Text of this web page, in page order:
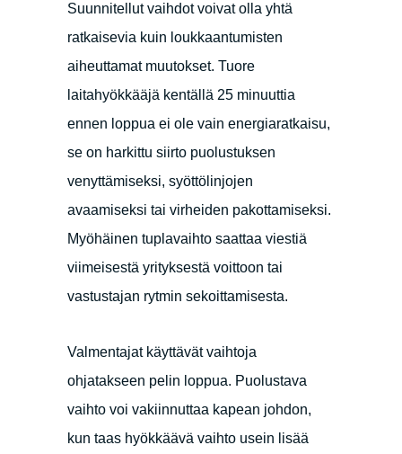
Suunnitellut vaihdot voivat olla yhtä
ratkaisevia kuin loukkaantumisten
aiheuttamat muutokset. Tuore
laitahyökkääjä kentällä 25 minuuttia
ennen loppua ei ole vain energiaratkaisu,
se on harkittu siirto puolustuksen
venyttämiseksi, syöttölinjojen
avaamiseksi tai virheiden pakottamiseksi.
Myöhäinen tuplavaihto saattaa viestiä
viimeisestä yrityksestä voittoon tai
vastustajan rytmin sekoittamisesta.
Valmentajat käyttävät vaihtoja
ohjatakseen pelin loppua. Puolustava
vaihto voi vakiinnuttaa kapean johdon,
kun taas hyökkäävä vaihto usein lisää